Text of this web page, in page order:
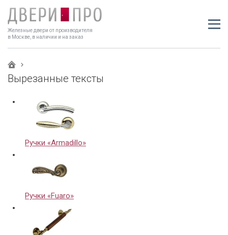
Железные двери от производителя
в Москве, в наличии и на заказ
Вырезанные тексты
Ручки «Armadillo»
Ручки «Fuaro»